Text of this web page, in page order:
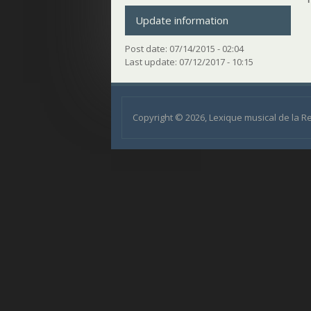
Update information
Post date: 07/14/2015 - 02:04
Last update: 07/12/2017 - 10:15
Copyright © 2026, Lexique musical de la